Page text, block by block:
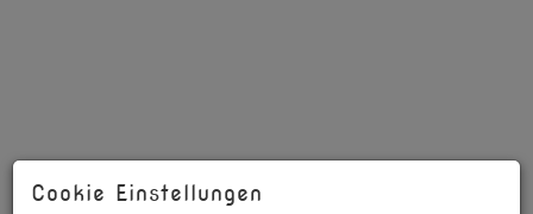
Cookie Einstellungen